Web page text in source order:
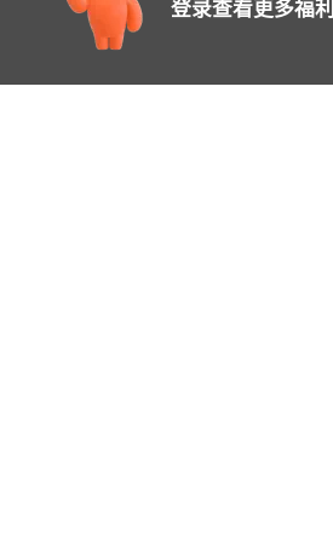
登录查看更多福